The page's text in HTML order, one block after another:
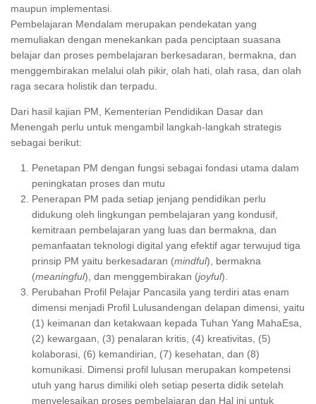
maupun implementasi.
Pembelajaran Mendalam merupakan pendekatan yang
memuliakan dengan menekankan pada penciptaan suasana
belajar dan proses pembelajaran berkesadaran, bermakna, dan
menggembirakan melalui olah pikir, olah hati, olah rasa, dan olah
raga secara holistik dan terpadu.
Dari hasil kajian PM, Kementerian Pendidikan Dasar dan
Menengah perlu untuk mengambil langkah-langkah strategis
sebagai berikut:
Penetapan PM dengan fungsi sebagai fondasi utama dalam
peningkatan proses dan mutu
Penerapan PM pada setiap jenjang pendidikan perlu
didukung oleh lingkungan pembelajaran yang kondusif,
kemitraan pembelajaran yang luas dan bermakna, dan
pemanfaatan teknologi digital yang efektif agar terwujud tiga
prinsip PM yaitu berkesadaran (mindful), bermakna
(meaningful), dan menggembirakan (joyful).
Perubahan Profil Pelajar Pancasila yang terdiri atas enam
dimensi menjadi Profil Lulusandengan delapan dimensi, yaitu
(1) keimanan dan ketakwaan kepada Tuhan Yang MahaEsa,
(2) kewargaan, (3) penalaran kritis, (4) kreativitas, (5)
kolaborasi, (6) kemandirian, (7) kesehatan, dan (8)
komunikasi. Dimensi profil lulusan merupakan kompetensi
utuh yang harus dimiliki oleh setiap peserta didik setelah
menyelesaikan proses pembelajaran dan Hal ini untuk